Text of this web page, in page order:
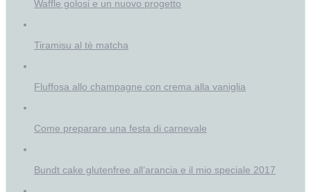
Waffle golosi e un nuovo progetto
Tiramisu al tè matcha
Fluffosa allo champagne con crema alla vaniglia
Come preparare una festa di carnevale
Bundt cake glutenfree all’arancia e il mio speciale 2017